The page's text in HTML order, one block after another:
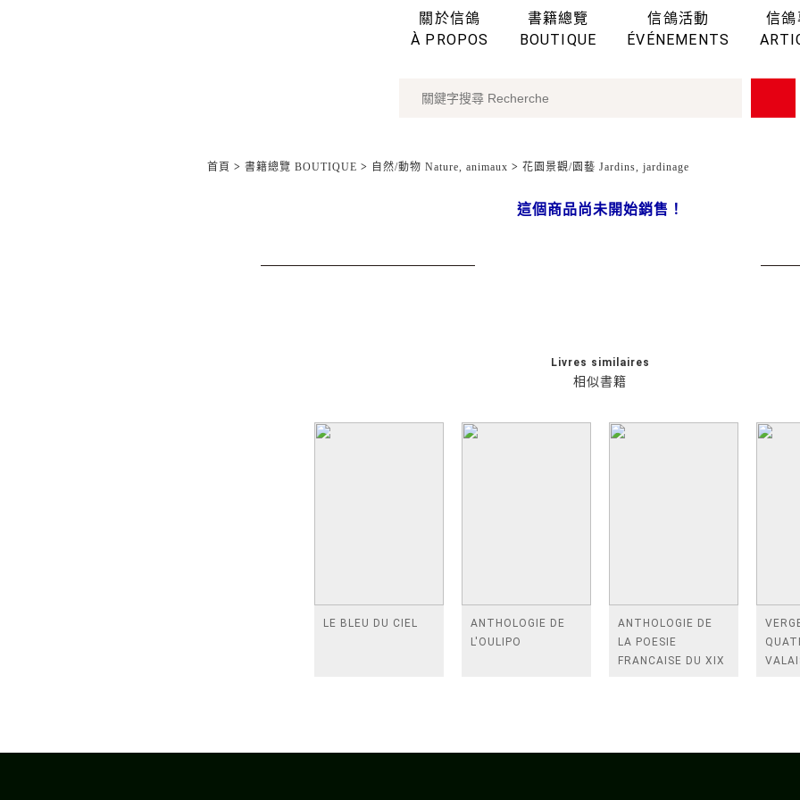
關於信鴿
À PROPOS
書籍總覽
BOUTIQUE
信鴿活動
ÉVÉNEMENTS
信鴿
首頁 > 書籍總覽 BOUTIQUE > 自然/動物 Nature, animaux > 花園景觀/園藝 Jardins, jardinage
這個商品尚未開始銷售！
相似書籍
Livres similaires
LE BLEU DU CIEL
ANTHOLOGIE DE
L'OULIPO
ANTHOLOGIE DE
LA POESIE
FRANCAISE DU XIX